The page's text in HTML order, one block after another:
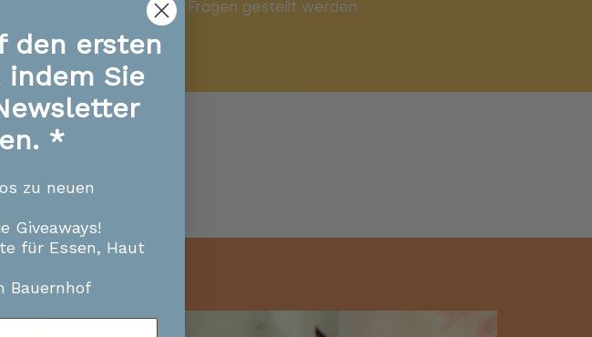
Geld zurück, ohne dass Fragen gestellt werden.
den ersten
indem Sie
*
zu neuen
Giveaways!
für Essen, Haut
Bauernhof